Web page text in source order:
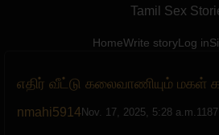
Tamil Sex
HomeWrite storyLog in
எதிர் வீட்டு கலைவாணியும் மகள்
nmahi5914 Nov. 17, 2025, 5:28 a.m.